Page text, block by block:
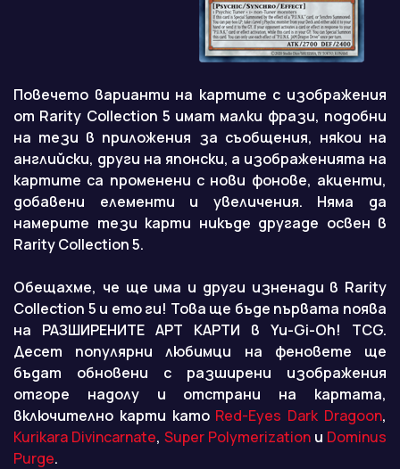
Повечето варианти на картите с изображения
от Rarity Collection 5 имат малки фрази, подобни
на тези в приложения за съобщения, някои на
английски, други на японски, а изображенията на
картите са променени с нови фонове, акценти,
добавени елементи и увеличения. Няма да
намерите тези карти никъде другаде освен в
Rarity Collection 5.
Обещахме, че ще има и други изненади в Rarity
Collection 5 и ето ги! Това ще бъде първата поява
на РАЗШИРЕНИТЕ АРТ КАРТИ в Yu-Gi-Oh! TCG.
Десет популярни любимци на феновете ще
бъдат обновени с разширени изображения
отгоре надолу и отстрани на картата,
включително карти като Red-Eyes Dark Dragoon,
Kurikara Divincarnate, Super Polymerization и Dominus
Purge.